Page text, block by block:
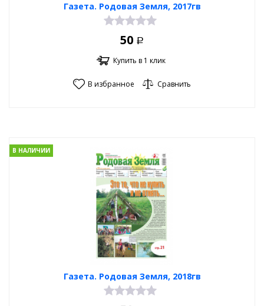
Газета. Родовая Земля, 2017гв
50 Р
Купить в 1 клик
В избранное Сравнить
Газета. Родовая Земля, 2018гв
В НАЛИЧИИ